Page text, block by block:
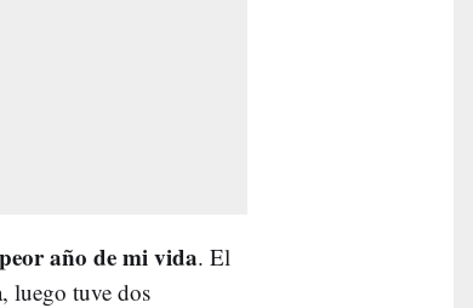
año de mi vida. El
luego tuve dos